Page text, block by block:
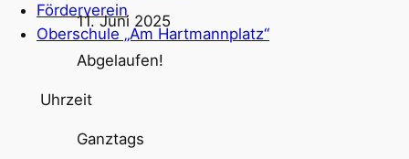
Förderverein
Oberschule „Am Hartmannplatz“
11. Juni 2025
Abgelaufen!
Uhrzeit
Ganztags